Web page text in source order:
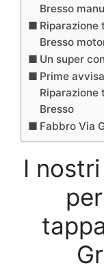
Bresso
Riparazione
Bresso
Un super
Prime
Riparazione
Bresso
Fabbro Via
I